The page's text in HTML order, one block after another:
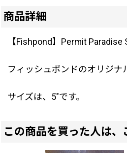
商品詳細
【Fishpond】Permit Paradise
フィッシュポンドのオリジナ
サイズは、5"です。
この商品を買った人は